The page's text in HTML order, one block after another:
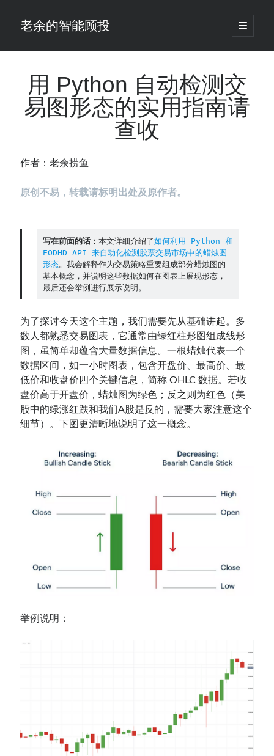
老余的智能顾投
open
primary
Sidebar
最新发表 ：
老余看市：假曙光、核电弹药上膛、AI分化
仓位大小背后的数学：为什么胜率40%的策略，能比胜率60%的更赚钱
码）
老余看市：长鑫4万亿，A股却蒸发12.4万亿
普通人的5个常见投资错误，可能让你多干12年才能退休
Contact：
网站备案号：鄂ICP备2024064768号
用 Python 自动检测交
易图形态的实用指南请
查收
作者：老余捞鱼
原创不易，转载请标明出处及原作者。
写在前面的话： 本文详细介绍了如何利用 Python 和
EODHD API 来自动化检测股票交易市场中的蜡烛图
形态。我会解释作为交易策略重要组成部分蜡烛图的
基本概念，并说明这些数据如何在图表上展现形态，
最后还会举例进行展示说明。
为了探讨今天这个主题，我们需要先从基础讲起。多
数人都熟悉交易图表，它通常由绿红柱形图组成线形
图，虽简单却蕴含大量数据信息。一根蜡烛代表一个
数据区间，如一小时图表，包含开盘价、最高价、最
低价和收盘价四个关键信息，简称 OHLC 数据。若收
盘价高于开盘价，蜡烛图为绿色；反之则为红色（美
股中的绿涨红跌和我们A股是反的，需要大家注意这个
细节）。下图更清晰地说明了这一概念。
举例说明：